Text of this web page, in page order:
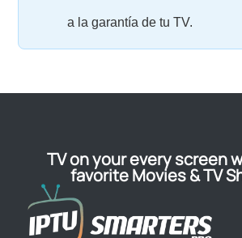
a la garantía de tu TV.
TV on your every screen
favorite Movies & TV